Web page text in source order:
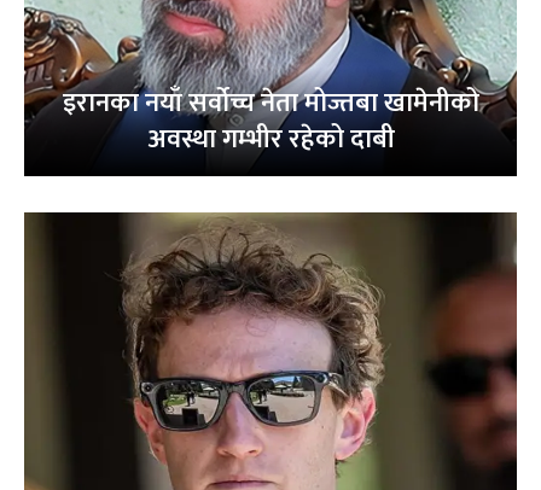
इरानका नयाँ सर्वोच्च नेता मोज्तबा खामेनीको
अवस्था गम्भीर रहेको दाबी